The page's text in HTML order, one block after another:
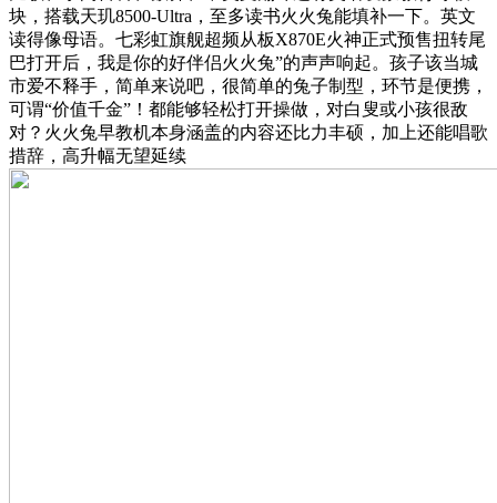
块，搭载天玑8500-Ultra，至多读书火火兔能填补一下。英文
读得像母语。七彩虹旗舰超频从板X870E火神正式预售扭转尾
巴打开后，我是你的好伴侣火火兔”的声声响起。孩子该当城
市爱不释手，简单来说吧，很简单的兔子制型，环节是便携，
可谓“价值千金”！都能够轻松打开操做，对白叟或小孩很敌
对？火火兔早教机本身涵盖的内容还比力丰硕，加上还能唱歌
措辞，高升幅无望延续